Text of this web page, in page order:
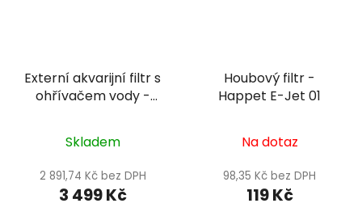
Externí akvarijní filtr s
ohřívačem vody -
Skladem
2 891,74 Kč bez DPH
3 499 Kč
Houbový filtr -
Happet E-Jet 01
Na dotaz
98,35 Kč bez DPH
119 Kč